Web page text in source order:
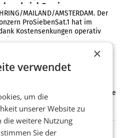
viel Gewinn
MAILAND/AMSTERDAM. Der
ProSiebenSat.1 hat im
Kostensenkungen operativ
gemacht und die
für Zirkularität: ARA und
am POS über
gesamten August hinweg rücken die
Austria AG (ARA) und der
Müller die Initiative
Helden“ in allen österreichischen
×
verwendet
um die
unserer Website zu
die weitere Nutzung
Sie der